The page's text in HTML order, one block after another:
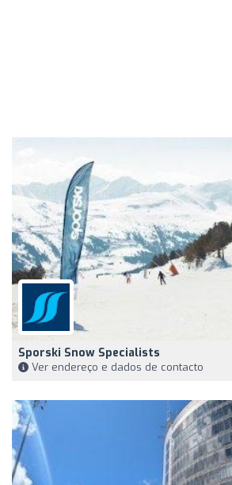
Sporski Snow Specialists
Ver endereço e dados de contacto